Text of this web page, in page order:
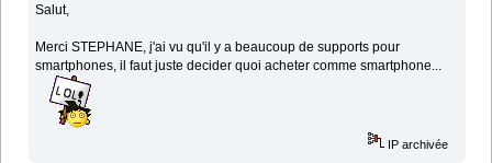
Salut,
Merci STEPHANE, j'ai vu qu'il y a beaucoup de supports pour
smartphones, il faut juste decider quoi acheter comme smartphone...
IP archivée